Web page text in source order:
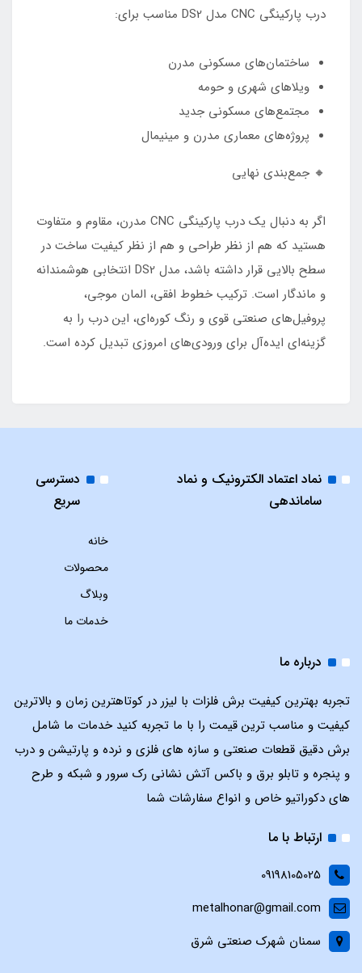
درب پارکینگی CNC مدل DS2 مناسب برای:
ساختمان‌های مسکونی مدرن
ویلاهای شهری و حومه
مجتمع‌های مسکونی جدید
پروژه‌های معماری مدرن و مینیمال
🔸 جمع‌بندی نهایی
اگر به دنبال یک درب پارکینگی CNC مدرن، مقاوم و متفاوت
هستید که هم از نظر طراحی و هم از نظر کیفیت ساخت در
سطح بالایی قرار داشته باشد، مدل DS2 انتخابی هوشمندانه
و ماندگار است. ترکیب خطوط افقی، المان موجی،
پروفیل‌های صنعتی قوی و رنگ کوره‌ای، این درب را به
گزینه‌ای ایده‌آل برای ورودی‌های امروزی تبدیل کرده است.
نماد اعتماد الکترونیک و نماد
ساماندهی
دسترسی
سریع
خانه
محصولات
وبلاگ
خدمات ما
درباره ما
تجربه بهترین کیفیت برش فلزات با لیزر در کوتاهترین زمان و بالاترین
کیفیت و مناسب ترین قیمت را با ما تجربه کنید خدمات ما شامل
برش دقیق قطعات صنعتی و سازه های فلزی و نرده و پارتیشن و درب
و پنجره و تابلو برق و باکس آتش نشانی رک سرور و شبکه و طرح
های دکوراتیو خاص و انواع سفارشات شما
ارتباط با ما
09198105025
metalhonar@gmail.com
سمنان شهرک صنعتی شرق